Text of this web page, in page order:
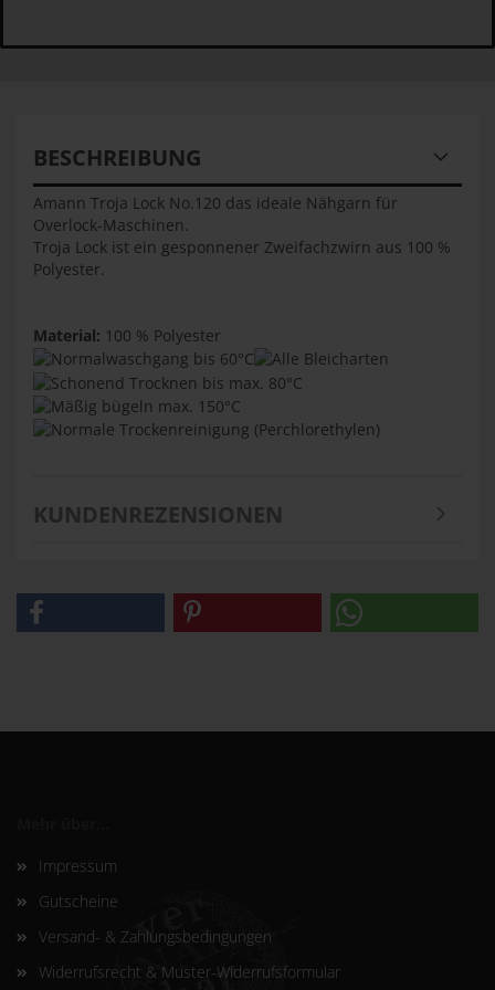
BESCHREIBUNG
Amann Troja Lock No.120 das ideale Nähgarn für
Overlock-Maschinen.
Troja Lock ist ein gesponnener Zweifachzwirn aus 100 %
Polyester.
Material: 100 % Polyester
KUNDENREZENSIONEN
Impressum
Gutscheine
Versand- & Zahlungsbedingungen
Widerrufsrecht & Muster-Widerrufsformular